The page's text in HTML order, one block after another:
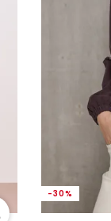
-30%